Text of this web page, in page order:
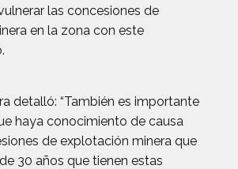
las concesiones de
en la zona con este
detalló: “También es importante
haya conocimiento de causa
de explotación minera que
30 años que tienen estas